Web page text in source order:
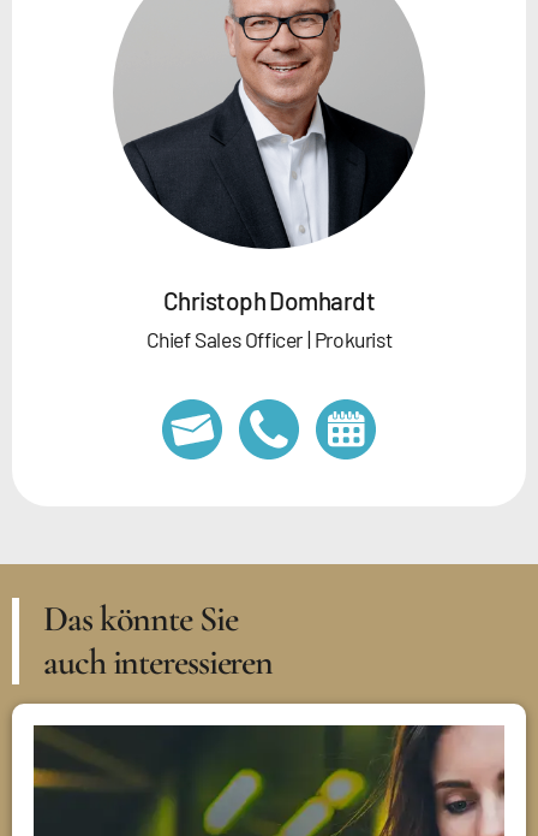
Christoph Domhardt
Chief Sales Officer | Prokurist
Das könnte Sie
auch interessieren